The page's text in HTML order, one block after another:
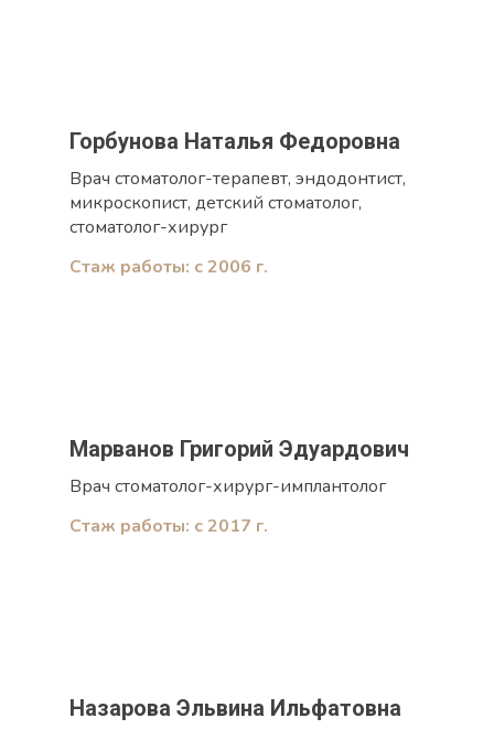
Горбунова Наталья Федоровна
Врач стоматолог-терапевт, эндодонтист,
микроскопист, детский стоматолог,
стоматолог-хирург
Стаж работы: с 2006 г.
Марванов Григорий Эдуардович
Врач стоматолог-хирург-имплантолог
Стаж работы: с 2017 г.
Назарова Эльвина Ильфатовна